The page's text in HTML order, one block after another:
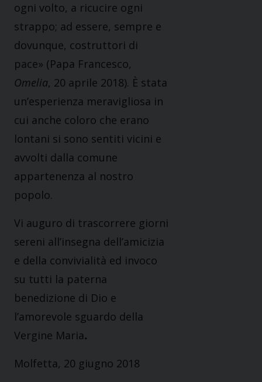
ogni volto, a ricucire ogni
strappo; ad essere, sempre e
dovunque, costruttori di
pace» (Papa Francesco,
Omelia, 20 aprile 2018). È stata
un’esperienza meravigliosa in
cui anche coloro che erano
lontani si sono sentiti vicini e
avvolti dalla comune
appartenenza al nostro
popolo.
Vi auguro di trascorrere giorni
sereni all’insegna dell’amicizia
e della convivialità ed invoco
su tutti la paterna
benedizione di Dio e
l’amorevole sguardo della
Vergine Maria.
Molfetta, 20 giugno 2018